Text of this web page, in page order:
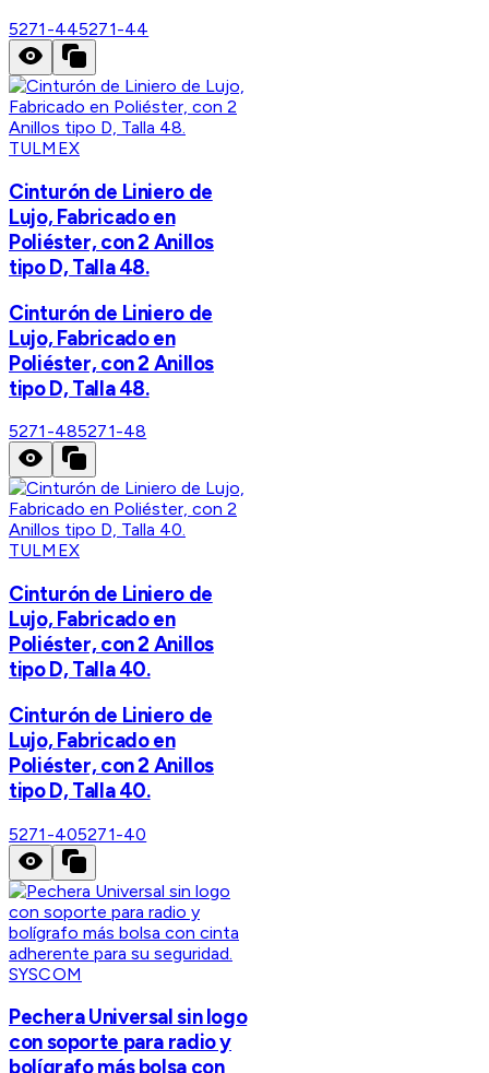
5271-445271-44
TULMEX
Cinturón de Liniero de
Lujo, Fabricado en
Poliéster, con 2 Anillos
tipo D, Talla 48.
Cinturón de Liniero de
Lujo, Fabricado en
Poliéster, con 2 Anillos
tipo D, Talla 48.
5271-485271-48
TULMEX
Cinturón de Liniero de
Lujo, Fabricado en
Poliéster, con 2 Anillos
tipo D, Talla 40.
Cinturón de Liniero de
Lujo, Fabricado en
Poliéster, con 2 Anillos
tipo D, Talla 40.
5271-405271-40
SYSCOM
Pechera Universal sin logo
con soporte para radio y
bolígrafo más bolsa con